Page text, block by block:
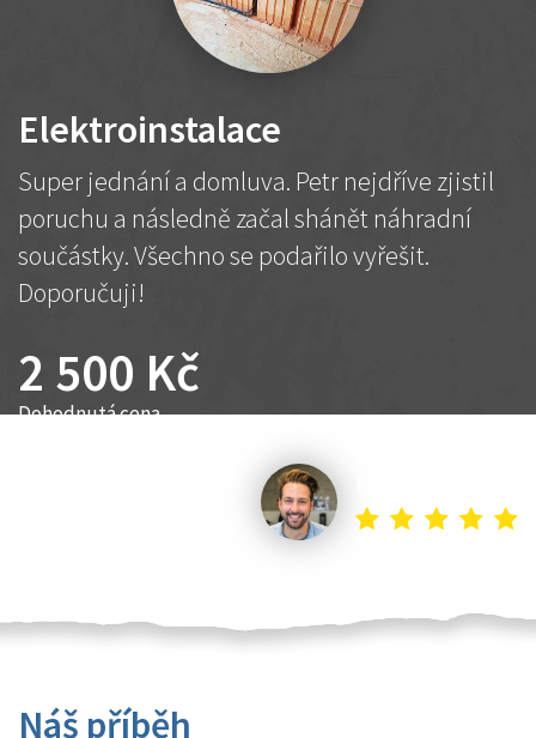
Elektroinstalace
Super jednání a domluva. Petr nejdříve zjistil
poruchu a následně začal shánět náhradní
součástky. Všechno se podařilo vyřešit.
Doporučuji!
2 500 Kč
Dohodnutá cena
Náš příběh